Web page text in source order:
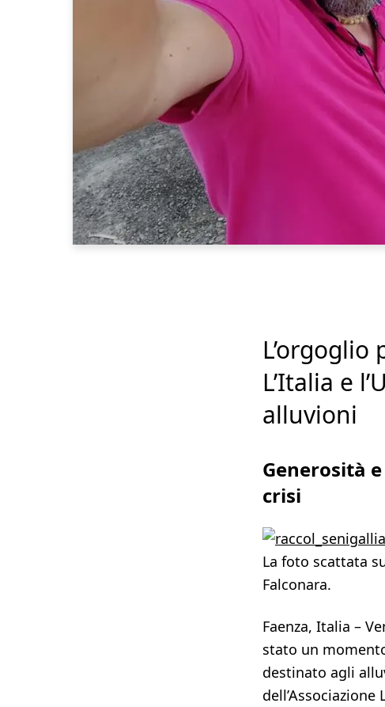
L’Italia e
alluvioni
Generosità
crisi
La foto scattata
Falconara.
Faenza, Italia –
stato un
destinato agli